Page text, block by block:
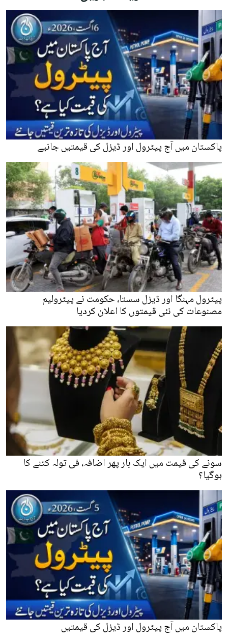
پاکستان میں آج پیٹرول اور ڈیزل کی قیمتیں جانیے
پیٹرول مہنگا اور ڈیزل سستا، حکومت نے پیٹرولیم
مصنوعات کی نئی قیمتوں کا اعلان کردیا
سونے کی قیمت میں ایک بار پھر اضافہ، فی تولہ کتنے کا
ہوگیا؟
پاکستان میں آج پیٹرول اور ڈیزل کی قیمتیں